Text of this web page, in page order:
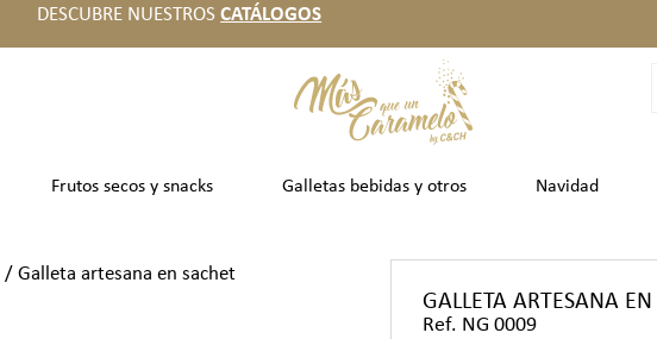
DESCUBRE NUESTROSCATÁLOGOS
Frutos secos y snacks Galletas bebidas y otros Navidad
/ Galleta artesana en sachet
GALLETA ARTESANA EN
Ref. NG 0009